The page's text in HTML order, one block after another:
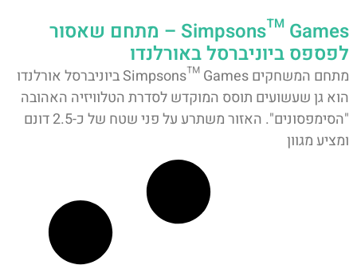
Simpsons™ Games – מתחם שאסור
לפספס ביוניברסל באורלנדו
מתחם המשחקים Simpsons™ Games ביוניברסל אורלנדו
הוא גן שעשועים תוסס המוקדש לסדרת הטלוויזיה האהובה
"הסימפסונים". האזור משתרע על פני שטח של כ-2.5 דונם
ומציע מגוון